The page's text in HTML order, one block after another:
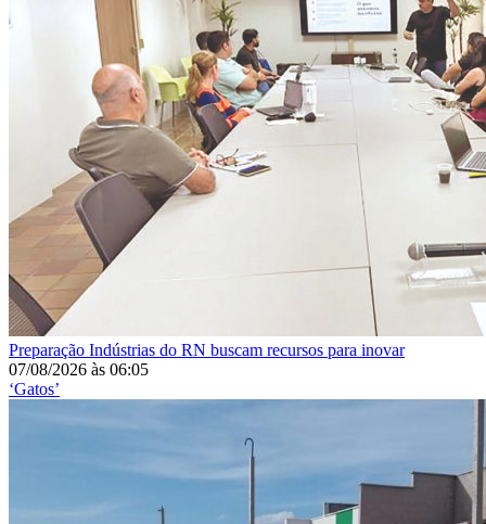
Preparação Indústrias do RN buscam recursos para inovar
07/08/2026 às 06:05
‘Gatos’